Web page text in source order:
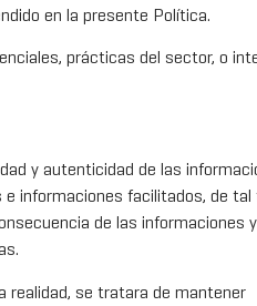
en la presente Política.
prácticas del sector, o
y autenticidad de las
informaciones facilitados, de tal
de las informaciones
realidad, se tratara de mantener